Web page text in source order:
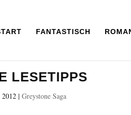
FANTASTISCH
LESETIPPS
|Greystone Saga